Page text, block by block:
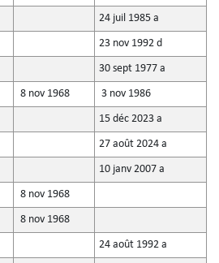
24 juil 1985 a
23 nov 1992 d
30 sept 1977 a
8 nov 1968 3 nov 1986
15 déc 2023 a
27 août 2024 a
10 janv 2007 a
8 nov 1968
8 nov 1968
24 août 1992 a